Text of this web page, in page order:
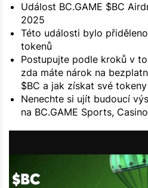
Událost BC.GAME $BC
2025
Této události bylo
tokenů
Postupujte podle kroků v
zda máte nárok na
$BC a jak získat své tokeny
Nenechte si ujít budoucí
na BC.GAME Sports,